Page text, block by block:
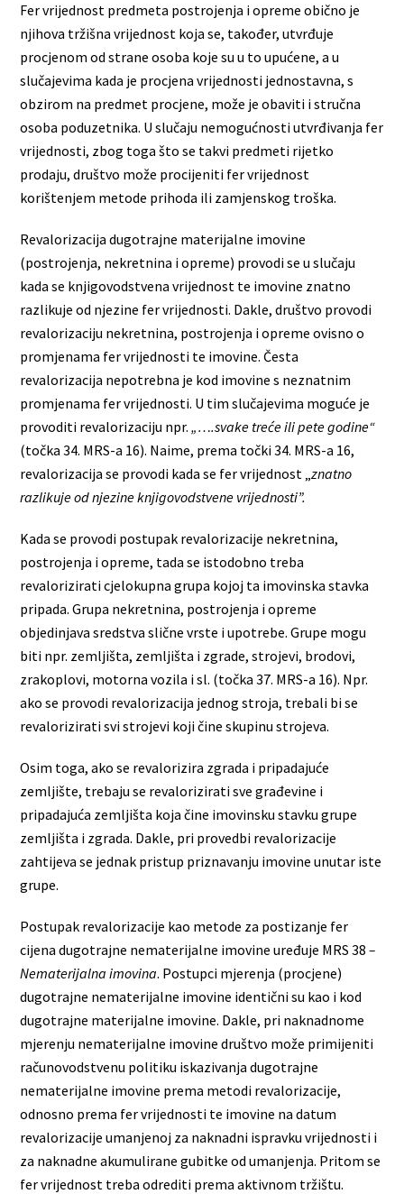
Fer vrijednost predmeta postrojenja i opreme obično je
njihova tržišna vrijednost koja se, također, utvrđuje
procjenom od strane osoba koje su u to upućene, a u
slučajevima kada je procjena vrijednosti jednostavna, s
obzirom na predmet procjene, može je obaviti i stručna
osoba poduzetnika. U slučaju nemogućnosti utvrđivanja fer
vrijednosti, zbog toga što se takvi predmeti rijetko
prodaju, društvo može procijeniti fer vrijednost
korištenjem metode prihoda ili zamjenskog troška.
Revalorizacija dugotrajne materijalne imovine
(postrojenja, nekretnina i opreme) provodi se u slučaju
kada se knjigovodstvena vrijednost te imovine znatno
razlikuje od njezine fer vrijednosti. Dakle, društvo provodi
revalorizaciju nekretnina, postrojenja i opreme ovisno o
promjenama fer vrijednosti te imovine. Česta
revalorizacija nepotrebna je kod imovine s neznatnim
promjenama fer vrijednosti. U tim slučajevima moguće je
provoditi revalorizaciju npr.„….svake treće ili pete godine“
(točka 34. MRS-a 16). Naime, prema točki 34. MRS-a 16,
revalorizacija se provodi kada se fer vrijednost „znatno
razlikuje od njezine knjigovodstvene vrijednosti”.
Kada se provodi postupak revalorizacije nekretnina,
postrojenja i opreme, tada se istodobno treba
revalorizirati cjelokupna grupa kojoj ta imovinska stavka
pripada. Grupa nekretnina, postrojenja i opreme
objedinjava sredstva slične vrste i upotrebe. Grupe mogu
biti npr. zemljišta, zemljišta i zgrade, strojevi, brodovi,
zrakoplovi, motorna vozila i sl. (točka 37. MRS-a 16). Npr.
ako se provodi revalorizacija jednog stroja, trebali bi se
revalorizirati svi strojevi koji čine skupinu strojeva.
Osim toga, ako se revalorizira zgrada i pripadajuće
zemljište, trebaju se revalorizirati sve građevine i
pripadajuća zemljišta koja čine imovinsku stavku grupe
zemljišta i zgrada. Dakle, pri provedbi revalorizacije
zahtijeva se jednak pristup priznavanju imovine unutar iste
grupe.
Postupak revalorizacije kao metode za postizanje fer
cijena dugotrajne nematerijalne imovine uređuje MRS 38–
Nematerijalna imovina. Postupci mjerenja (procjene)
dugotrajne nematerijalne imovine identični su kao i kod
dugotrajne materijalne imovine. Dakle, pri naknadnome
mjerenju nematerijalne imovine društvo može primijeniti
računovodstvenu politiku iskazivanja dugotrajne
nematerijalne imovine prema metodi revalorizacije,
odnosno prema fer vrijednosti te imovine na datum
revalorizacije umanjenoj za naknadni ispravku vrijednosti i
za naknadne akumulirane gubitke od umanjenja. Pritom se
fer vrijednost treba odrediti prema aktivnom tržištu.